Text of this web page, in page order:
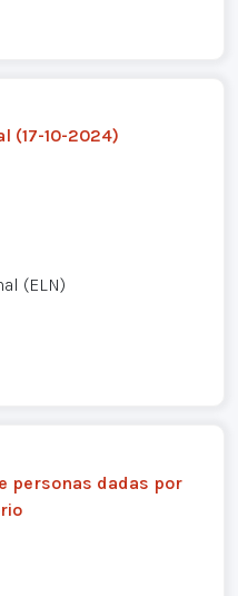
(17-10-2024)
(ELN)
personas dadas por